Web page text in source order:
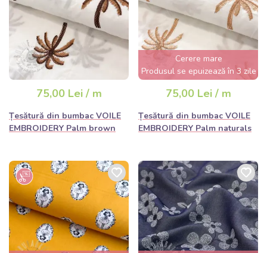
75,00 Lei / m
Țesătură din bumbac VOILE
EMBROIDERY Palm brown
Cerere mare
Produsul se epuizează în 3 zile
75,00 Lei / m
Țesătură din bumbac VOILE
EMBROIDERY Palm naturals